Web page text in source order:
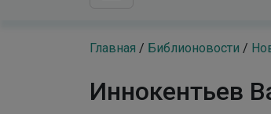
Главная / Библионовости /
Иннокентьев